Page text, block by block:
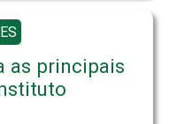
as principais